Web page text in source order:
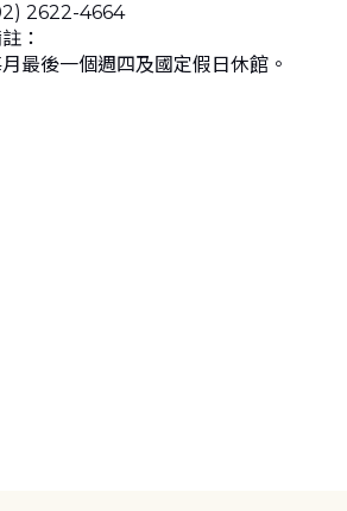
2622-4664
：
最後一個週四及國定假日休館。